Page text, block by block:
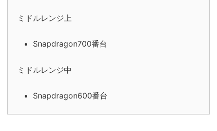
ミドルレンジ上
Snapdragon700番台
ミドルレンジ中
Snapdragon600番台